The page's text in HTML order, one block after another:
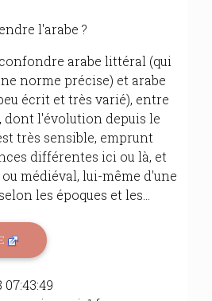
l'arabe ?
arabe littéral (qui
norme précise) et arabe
écrit et très varié), entre
dont l'évolution depuis le
très sensible, emprunt
différentes ici ou là, et
médiéval, lui-même d'une
les époques et les...
07:43:49